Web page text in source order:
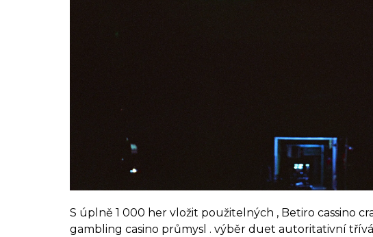
S úplně 1 000 her vložit použitelných , Betiro cassino
gambling casino průmysl . výběr duet autoritativní